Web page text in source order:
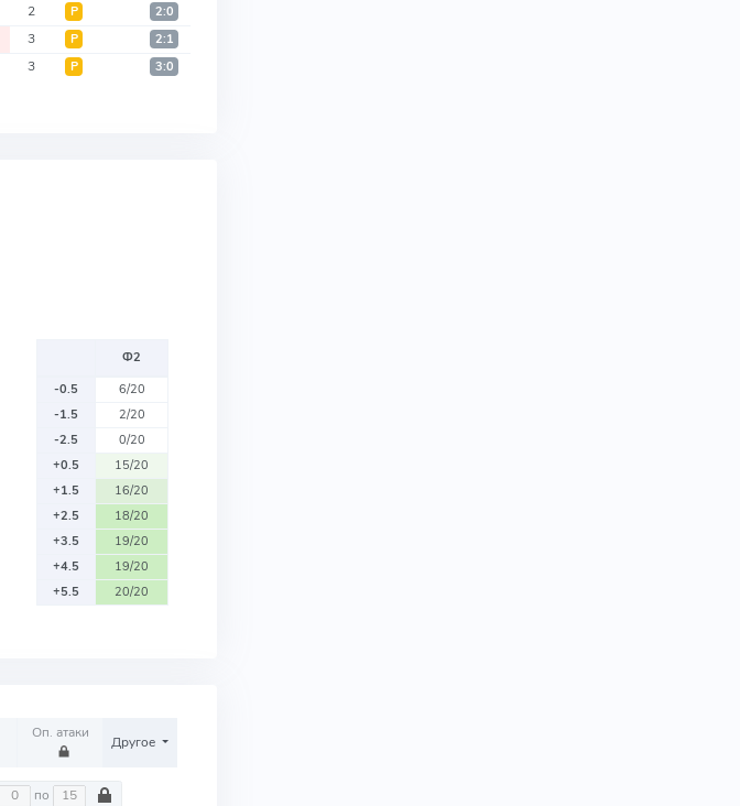
2 Р 2:0
3 Р 2:1
3 Р 3:0
Ф2
-0.5
6/20
-1.5
2/20
-2.5
0/20
+0.5
15/20
+1.5
16/20
+2.5
18/20
+3.5
19/20
+4.5
19/20
+5.5
20/20
Оп. атаки
Другое
по